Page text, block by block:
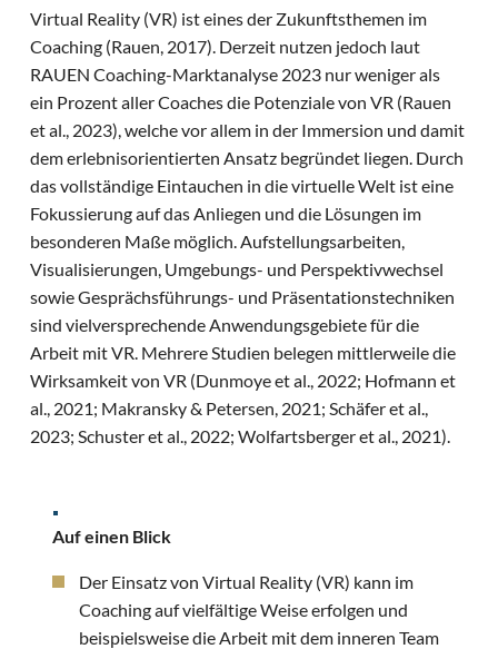
Virtual Reality (VR) ist eines der Zukunftsthemen im
Coaching (Rauen, 2017). Derzeit nutzen jedoch laut
RAUEN Coaching-Marktanalyse 2023 nur weniger als
ein Prozent aller Coaches die Potenziale von VR (Rauen
et al., 2023), welche vor allem in der Immersion und damit
dem erlebnisorientierten Ansatz begründet liegen. Durch
das vollständige Eintauchen in die virtuelle Welt ist eine
Fokussierung auf das Anliegen und die Lösungen im
besonderen Maße möglich. Aufstellungsarbeiten,
Visualisierungen, Umgebungs- und Perspektivwechsel
sowie Gesprächsführungs- und Präsentationstechniken
sind vielversprechende Anwendungsgebiete für die
Arbeit mit VR. Mehrere Studien belegen mittlerweile die
Wirksamkeit von VR (Dunmoye et al., 2022; Hofmann et
al., 2021; Makransky & Petersen, 2021; Schäfer et al.,
2023; Schuster et al., 2022; Wolfartsberger et al., 2021).
Auf einen Blick
Der Einsatz von Virtual Reality (VR) kann im
Coaching auf vielfältige Weise erfolgen und
beispielsweise die Arbeit mit dem inneren Team